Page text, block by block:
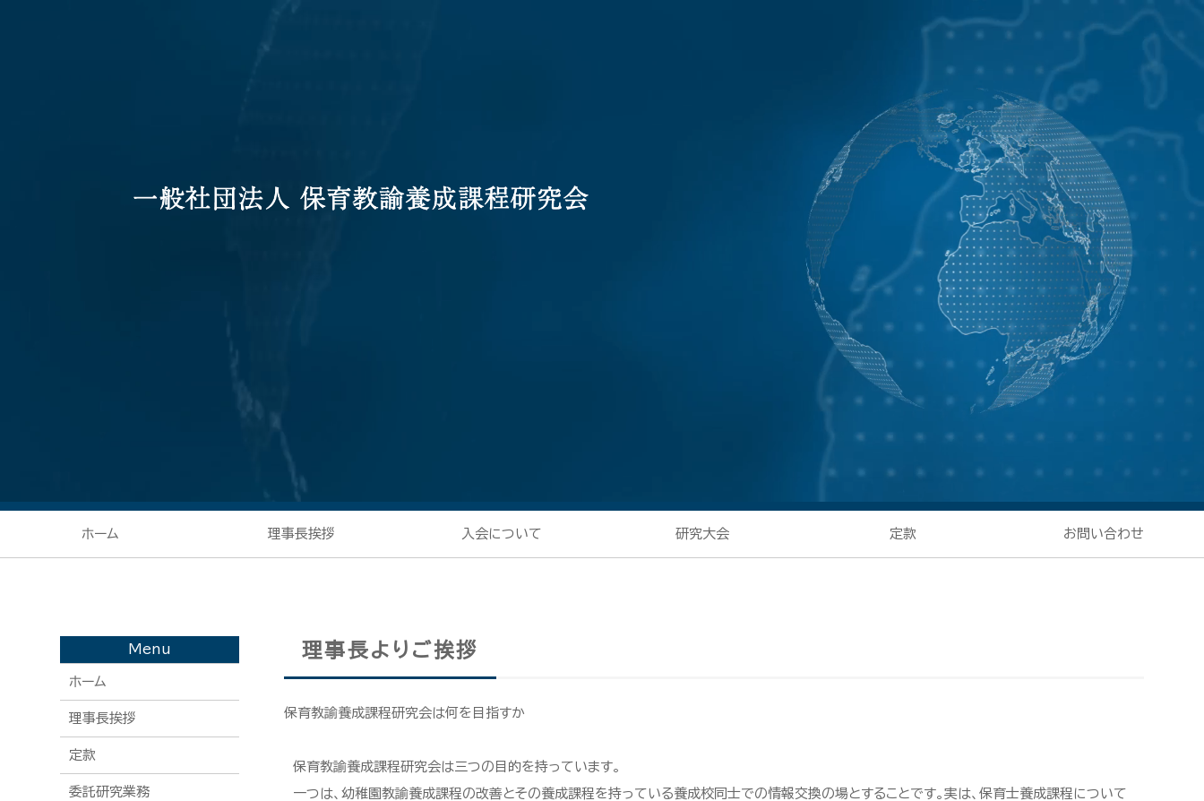
ホーム 理事長挨拶 入会について 研究大会 定款 お問い合わせ
理事長よりご挨拶
保育教諭養成課程研究会は何を目指すか
保育教諭養成課程研究会は三つの目的を持っています。
一つは、幼稚園教諭養成課程の改善とその養成課程を持っている養成校同士での情報交換の場とすることです。実は、保育士養成課程について
Menu
ホーム
理事長挨拶
定款
委託研究業務